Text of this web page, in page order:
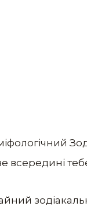
всередині